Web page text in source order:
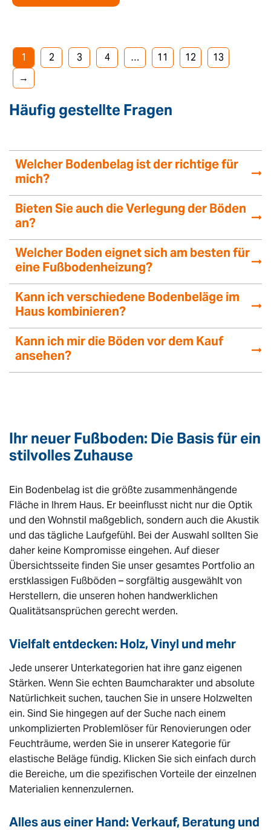
1 2 3 4 … 11 12
13
→
Häufig gestellte Fragen
Welcher Bodenbelag ist der richtige für
mich?
Bieten Sie auch die Verlegung der Böden
an?
Welcher Boden eignet sich am besten für
eine Fußbodenheizung?
Kann ich verschiedene Bodenbeläge im
Haus kombinieren?
Kann ich mir die Böden vor dem Kauf
ansehen?
Ihr neuer Fußboden: Die Basis für ein
stilvolles Zuhause
Ein Bodenbelag ist die größte zusammenhängende
Fläche in Ihrem Haus. Er beeinflusst nicht nur die Optik
und den Wohnstil maßgeblich, sondern auch die Akustik
und das tägliche Laufgefühl. Bei der Auswahl sollten Sie
daher keine Kompromisse eingehen. Auf dieser
Übersichtsseite finden Sie unser gesamtes Portfolio an
erstklassigen Fußböden – sorgfältig ausgewählt von
Herstellern, die unseren hohen handwerklichen
Qualitätsansprüchen gerecht werden.
Vielfalt entdecken: Holz, Vinyl und mehr
Jede unserer Unterkategorien hat ihre ganz eigenen
Stärken. Wenn Sie echten Baumcharakter und absolute
Natürlichkeit suchen, tauchen Sie in unsere Holzwelten
ein. Sind Sie hingegen auf der Suche nach einem
unkomplizierten Problemlöser für Renovierungen oder
Feuchträume, werden Sie in unserer Kategorie für
elastische Beläge fündig. Klicken Sie sich einfach durch
die Bereiche, um die spezifischen Vorteile der einzelnen
Materialien kennenzulernen.
Alles aus einer Hand: Verkauf, Beratung und